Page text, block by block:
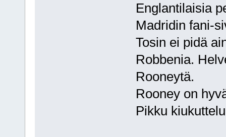
Englantilaisia
Madridin fani-
Tosin ei pidä
Robbenia.
Rooneytä.
Rooney on
Pikku